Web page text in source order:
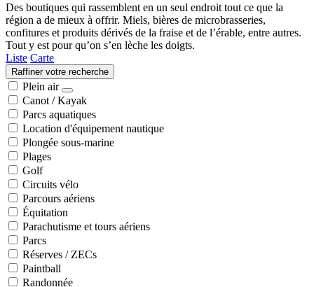
Des boutiques qui rassemblent en un seul endroit tout ce que la
région a de mieux à offrir. Miels, bières de microbrasseries,
confitures et produits dérivés de la fraise et de l’érable, entre autres.
Tout y est pour qu’on s’en lèche les doigts.
Liste Carte
Raffiner votre recherche
Plein air
Canot / Kayak
Parcs aquatiques
Location d'équipement nautique
Plongée sous-marine
Plages
Golf
Circuits vélo
Parcours aériens
Équitation
Parachutisme et tours aériens
Parcs
Réserves / ZECs
Paintball
Randonnée